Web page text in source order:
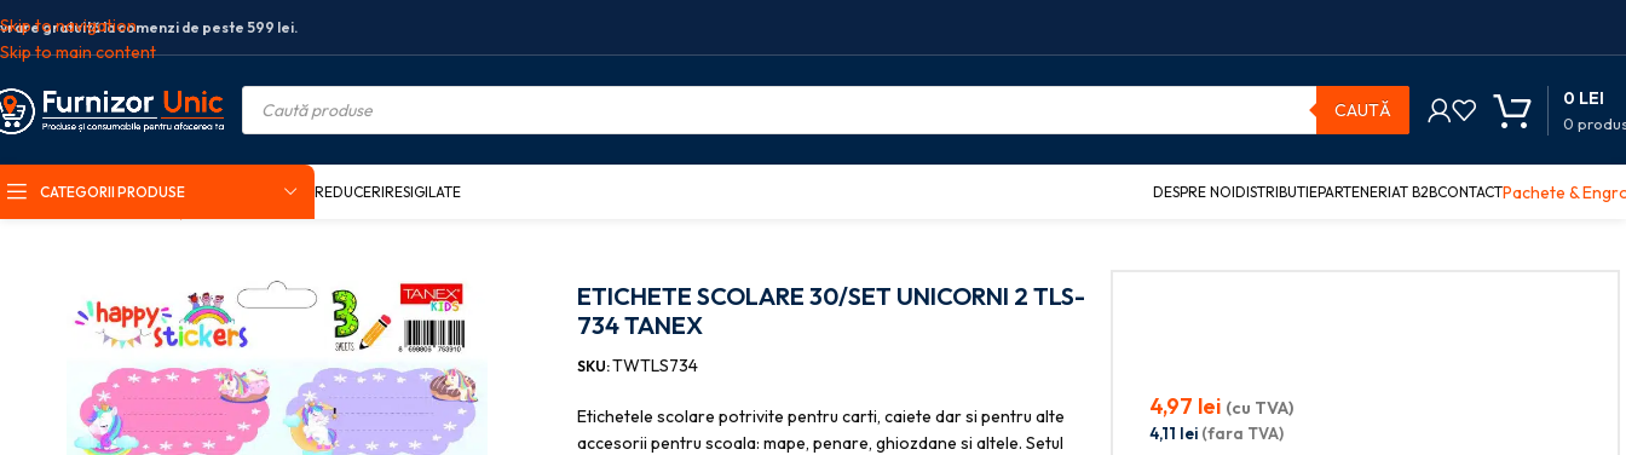
Skip to navigation
Skip to main content
gratuită la comenzi de peste 599 lei.
CAUTĂ
0
0 LEI
CATEGORII PRODUSE REDUCERIRESIGILATE DESPRE NOIDISTRIBUTIEPARTENERIAT B2BCONTACTPachete &
ETICHETE SCOLARE 30/SET UNICORNI 2 TLS-
734 TANEX
SKU:TWTLS734
Etichetele scolare potrivite pentru carti, caiete dar si pentru alte
accesorii pentru scoala: mape, penare, ghiozdane si altele. Setul
4,97 lei (cu TVA)
4,11 lei (fara TVA)